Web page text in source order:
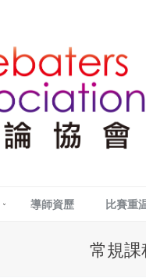
導師資歷 比賽重
常規